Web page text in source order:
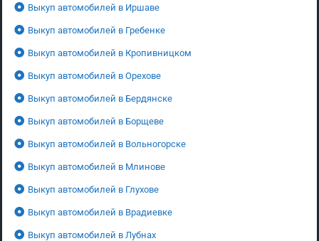
Выкуп автомобилей в Иршаве
Выкуп автомобилей в Гребенке
Выкуп автомобилей в Кропивницком
Выкуп автомобилей в Орехове
Выкуп автомобилей в Бердянске
Выкуп автомобилей в Борщеве
Выкуп автомобилей в Вольногорске
Выкуп автомобилей в Млинове
Выкуп автомобилей в Глухове
Выкуп автомобилей в Врадиевке
Выкуп автомобилей в Лубнах